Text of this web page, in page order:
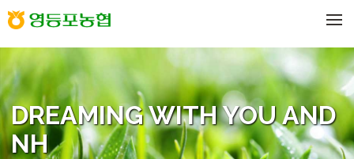
DREAMING WITH YOU AND
NH